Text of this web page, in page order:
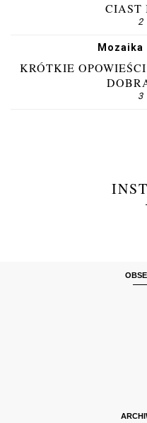
CIAST
2
KRÓTKIE
3